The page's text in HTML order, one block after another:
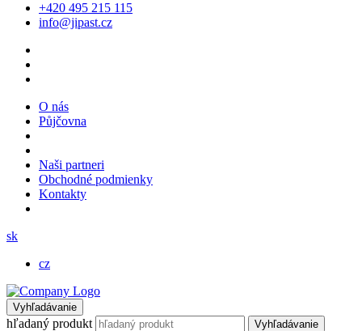
+420 495 215 115
info@jipast.cz
O nás
Půjčovna
Naši partneri
Obchodné podmienky
Kontakty
sk
cz
Vyhľadávanie
hľadaný produkt Vyhľadávanie